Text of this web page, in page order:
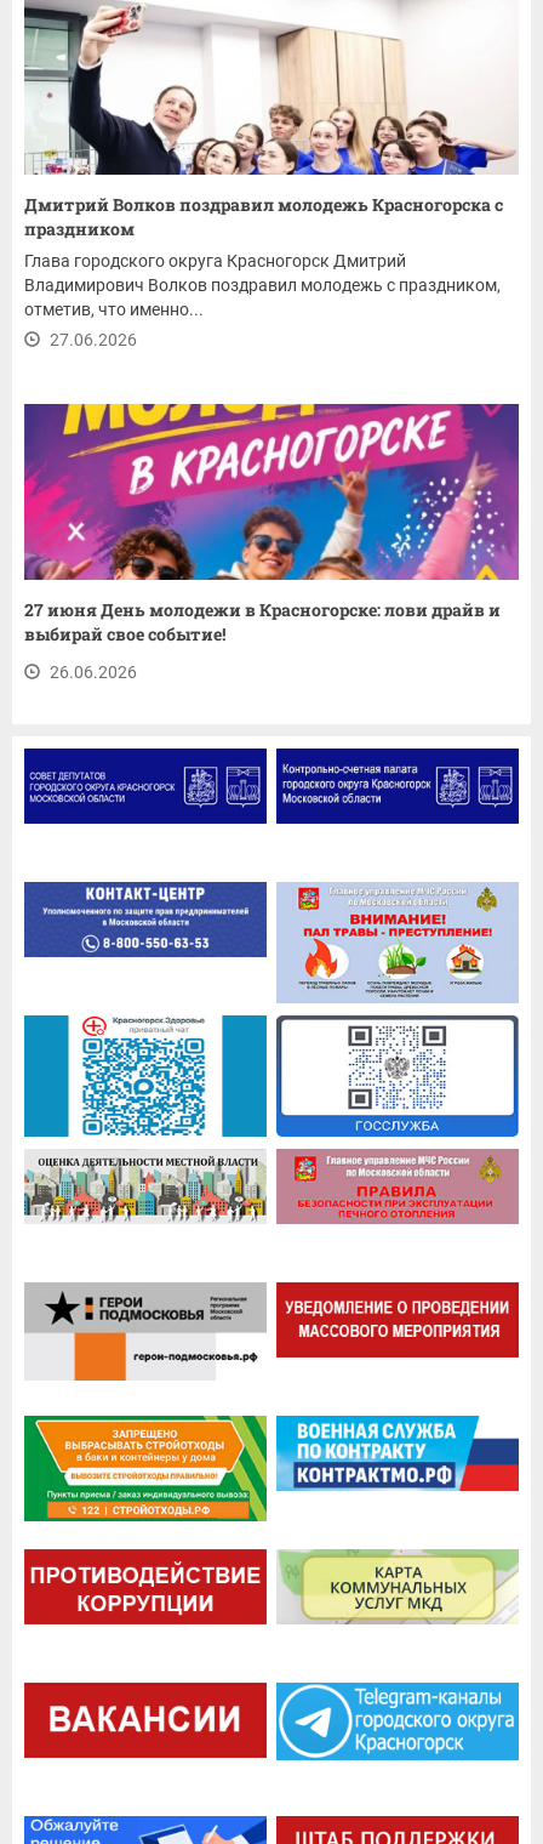
Дмитрий Волков поздравил молодежь Красногорска с
праздником
Глава городского округа Красногорск Дмитрий
Владимирович Волков поздравил молодежь с праздником,
отметив, что именно...
27.06.2026
27 июня День молодежи в Красногорске: лови драйв и
выбирай свое событие!
26.06.2026